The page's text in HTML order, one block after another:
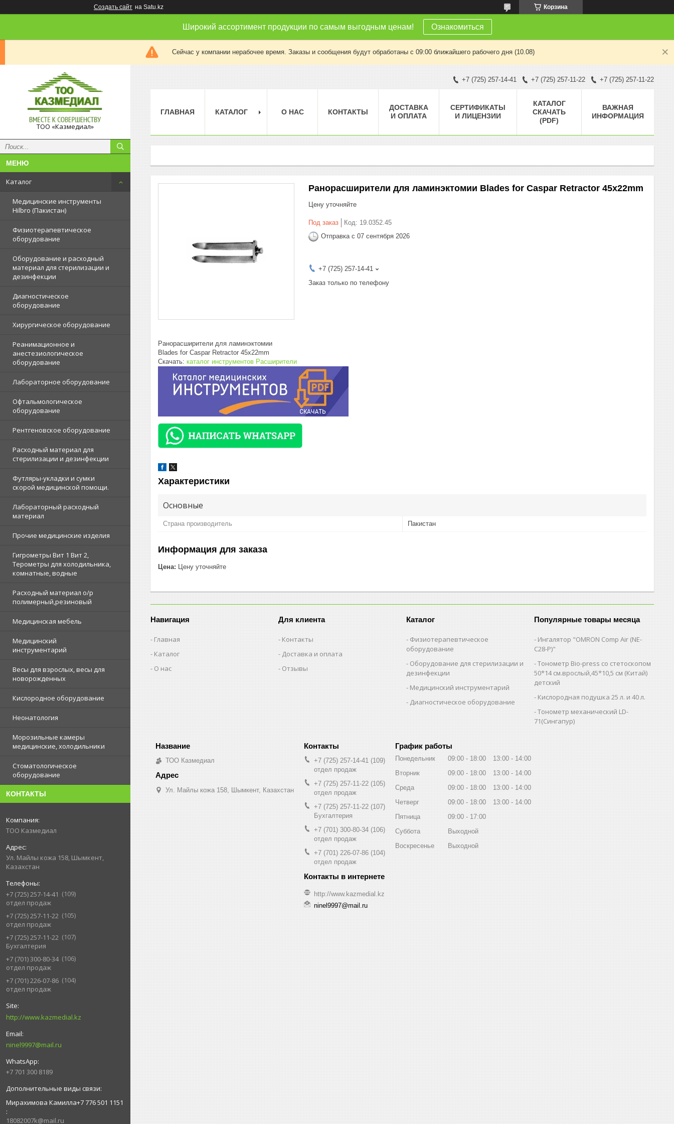
Создать сайт на Satu.kz Корзина
Широкий ассортимент продукции по самым выгодным ценам! Ознакомиться
Сейчас у компании нерабочее время. Заказы и сообщения будут обработаны с 09:00 ближайшего рабочего дня (10.08)
ТОО «Казмедиал»
Каталог
Медицинские инструменты
Hilbro (Пакистан)
Физиотерапевтическое
оборудование
Оборудование и расходный
материал для стерилизации и
дезинфекции
Диагностическое
оборудование
Хирургическое оборудование
Реанимационное и
анестезиологическое
оборудование
Лабораторное оборудование
Офтальмологическое
оборудование
Рентгеновское оборудование
Расходный материал для
стерилизации и дезинфекции
Футляры-укладки и сумки
скорой медицинской помощи.
Лабораторный расходный
материал
Прочие медицинские изделия
Гигрометры Вит 1 Вит 2,
Терометры для холодильника,
комнатные, водные
Расходный материал о/р
полимерный,резиновый
Медицинская мебель
Медицинский
инструментарий
Весы для взрослых, весы для
новорожденных
Кислородное оборудование
Неонатология
Морозильные камеры
медицинские, холодильники
Стоматологическое
оборудование
КОНТАКТЫ
ТОО Казмедиал
Ул. Майлы кожа 158, Шымкент,
Казахстан
+7 (725) 257-14-41
109
отдел продаж
+7 (725) 257-11-22
105
отдел продаж
+7 (725) 257-11-22
107
Бухгалтерия
+7 (701) 300-80-34
106
отдел продаж
+7 (701) 226-07-86
104
отдел продаж
http://www.kazmedial.kz
ninel9997@mail.ru
+7 701 300 8189
Мирахимова Камилла+7 776 501 1151
18082007k@mail.ru
+7 (725) 257-14-41 +7 (725) 257-11-22 +7 (725) 257-11-22
ГЛАВНАЯ КАТАЛОГ О НАС КОНТАКТЫ
ДОСТАВКА
И ОПЛАТА
СЕРТИФИКАТЫ
И ЛИЦЕНЗИИ
КАТАЛОГ
СКАЧАТЬ
(PDF)
ВАЖНАЯ
ИНФОРМАЦИЯ
Ранорасширители для ламинэктомии Blades for Caspar Retractor 45x22mm
Цену уточняйте
Под заказ Код: 19.0352.45
Отправка с 07 сентября 2026
+7 (725) 257-14-41
Заказ только по телефону
Ранорасширители для ламинэктомии
Blades for Caspar Retractor 45x22mm
Скачать: каталог инструментов Расширители
Характеристики
Основные
Страна производитель Пакистан
Информация для заказа
Цена: Цену уточняйте
Навигация
Главная
Каталог
О нас
Для клиента
Контакты
Доставка и оплата
Отзывы
Каталог
Физиотерапевтическое
оборудование
Оборудование для стерилизации и
дезинфекции
Медицинский инструментарий
Диагностическое оборудование
Популярные товары месяца
Ингалятор "OMRON Comp Air (NE-
C28-Р)"
Тонометр Bio-press со стетоскопом
50*14 см.врослый,45*10,5 см (Китай)
детский
Кислородная подушка 25 л. и 40 л.
Тонометр механический LD-
71(Сингапур)
ТОО Казмедиал
Ул. Майлы кожа 158, Шымкент, Казахстан
+7 (725) 257-14-41
109
отдел продаж
+7 (725) 257-11-22 105
отдел продаж
+7 (725) 257-11-22 107
Бухгалтерия
+7 (701) 300-80-34 106
отдел продаж
+7 (701) 226-07-86 104
отдел продаж
http://www.kazmedial.kz
ninel9997@mail.ru
График работы
Понедельник 09:00 18:00 13:00
14:00
Вторник
09:00 18:00 13:00
14:00
Среда
09:00 18:00 13:00
14:00
Четверг
09:00 18:00 13:00
14:00
Пятница
09:00
17:00
Суббота
Выходной
Воскресенье
Выходной